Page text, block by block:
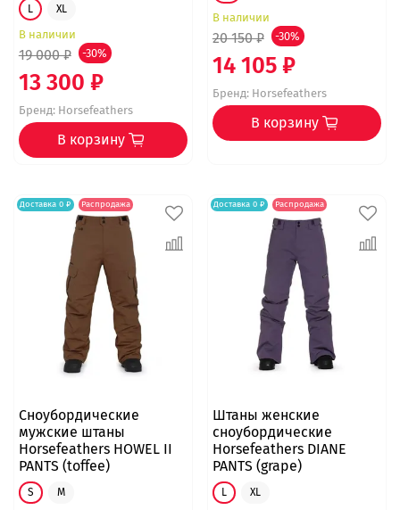
L XL
В наличии
19 000 ₽ -30%
13 300 ₽
Бренд:Horsefeathers
В корзину
В наличии
20 150 ₽ -30%
14 105 ₽
Бренд:Horsefeathers
В корзину
Доставка 0 ₽ Распродажа
Сноубордические
мужские штаны
Horsefeathers HOWEL II
PANTS (toffee)
S M
Доставка 0 ₽ Распродажа
Штаны женские
сноубордические
Horsefeathers DIANE
PANTS (grape)
L XL